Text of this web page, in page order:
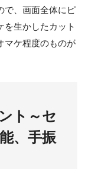
で、画面全体にピ
を生かしたカット
マケ程度のものが
ト～セ
、手振